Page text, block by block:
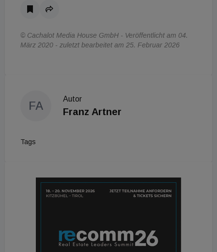
© Cachalot Media House GmbH - Veröffentlicht am 04.
März 2020 - zuletzt bearbeitet am 25. Februar 2026
FA
Autor
Franz Artner
Tags